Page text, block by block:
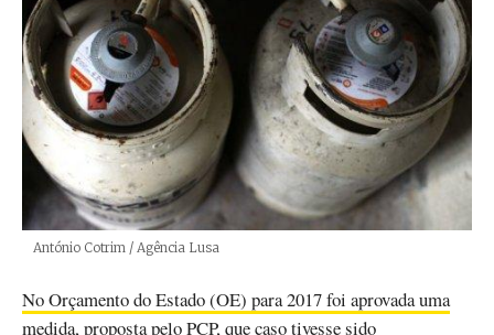
Créditos
António Cotrim / Agência Lusa
No Orçamento do Estado (OE) para 2017 foi aprovada uma
medida, proposta pelo PCP, que caso tivesse sido